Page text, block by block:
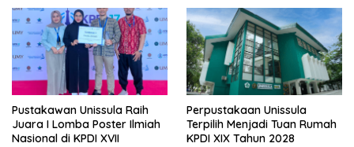
Pustakawan Unissula Raih
Juara I Lomba Poster Ilmiah
Nasional di KPDI XVII
Perpustakaan Unissula
Terpilih Menjadi Tuan Rumah
KPDI XIX Tahun 2028